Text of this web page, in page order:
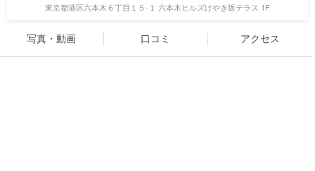
東京都港区六本木６丁目１５-１ 六本木ヒルズけやき坂テラス 1F
写真・動画 口コミ アクセス